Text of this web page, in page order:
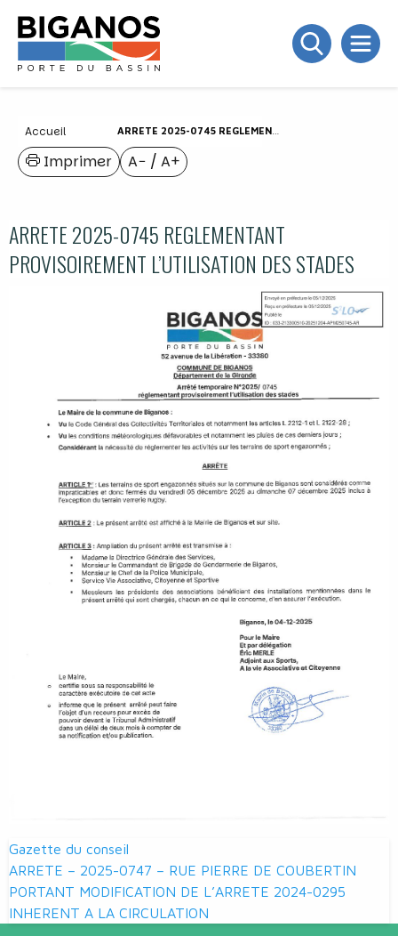
Accueil ARRETE 2025-0745 REGLEMENTANT PROVISOIREMENT L’UTILISATION DES STADES
A− / A+
Imprimer
ARRETE 2025-0745 REGLEMENTANT
PROVISOIREMENT L’UTILISATION DES STADES
Navigation
de
l’article
Gazette du conseil
ARRETE – 2025-0747 – RUE PIERRE DE COUBERTIN
PORTANT MODIFICATION DE L’ARRETE 2024-0295
INHERENT A LA CIRCULATION